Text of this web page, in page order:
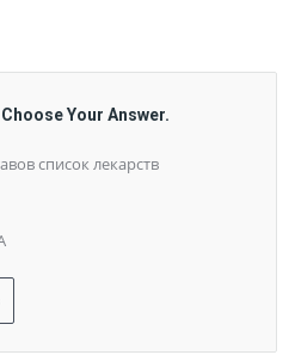
Your Answer.
список лекарств